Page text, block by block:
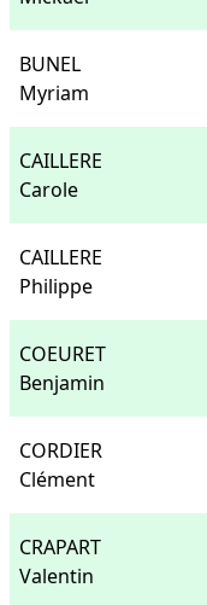
BUNEL
Myriam
CAILLERE
Carole
CAILLERE
Philippe
COEURET
Benjamin
CORDIER
Clément
CRAPART
Valentin